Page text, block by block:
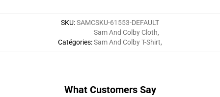
SKU:SAMCSKU-61553-DEFAULT
Catégories:
Sam And Colby Cloth,
Sam And Colby T-Shirt,
What Customers Say